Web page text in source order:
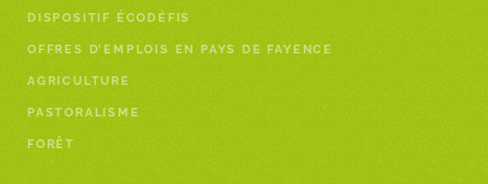
DISPOSITIF ÉCODÉFIS
OFFRES D’EMPLOIS EN PAYS DE FAYENCE
AGRICULTURE
PASTORALISME
FORÊT